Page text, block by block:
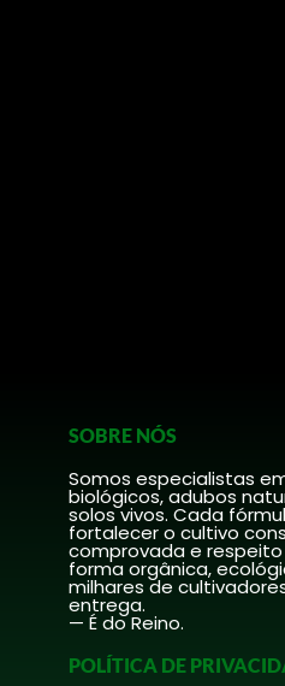
SOBRE NÓS
Somos especialistas
biológicos, adubos
solos vivos. Cada
fortalecer o cultivo
comprovada e
forma orgânica,
milhares de
entrega.
— É do Reino.
POLÍTICA DE